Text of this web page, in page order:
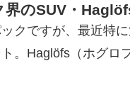
界のSUV・
クですが、最近特
。Haglöfs（ホグロ